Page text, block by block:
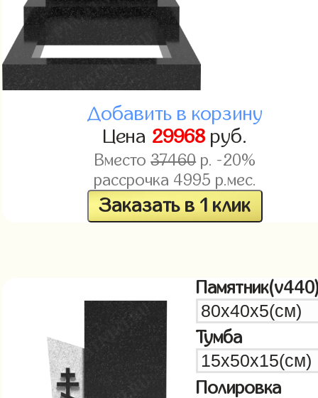
Добавить в корзину
Цена 29968 руб.
Вместо37460р. -20%
рассрочка 4995 р.мес.
Заказать в 1 клик
Тумба
Полировка